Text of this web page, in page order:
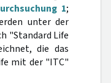
1;
unter der
"Standard Life
die das
mit der "ITC"